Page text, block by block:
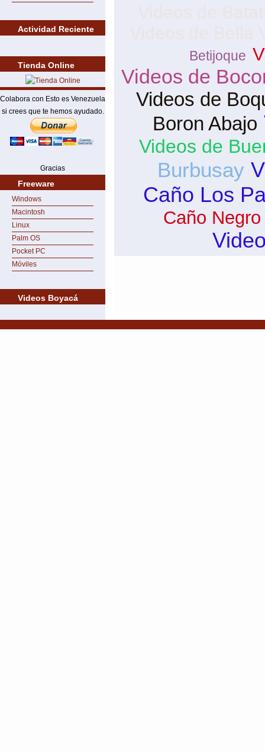
Actividad Reciente
Tienda Online
Colabora con Esto es Venezuela
si crees que te hemos ayudado.
Gracias
Freeware
Windows
Macintosh
Linux
Palm OS
Pocket PC
Móviles
Videos Boyacá
Betijoque
Videos de
Videos de
Boron Abajo
Videos de
Burbusay
Caño Los
Caño Negro